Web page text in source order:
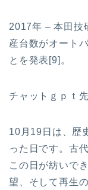
2017年 – 本田技
産台数がオート
とを発表[9]。
チャットｇｐｔ
10月19日は、歴
った日です。古
この日が紡いで
望、そして再生